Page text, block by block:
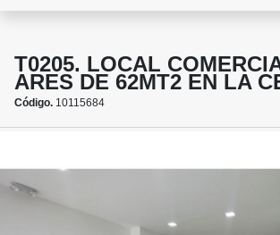
T0205. LOCAL
ARES DE 62MT2 EN LA
Código. 10115684